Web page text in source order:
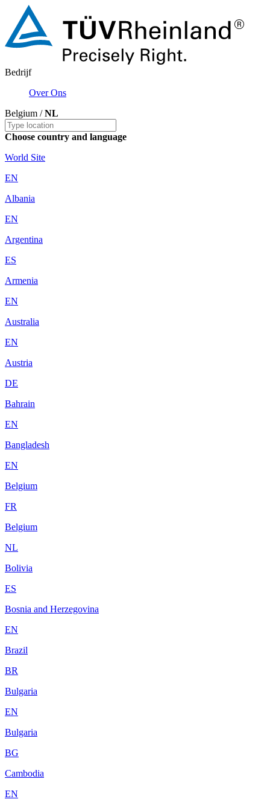
Bedrijf
Over Ons
Belgium /NL
Choose country and language
World Site
EN
Albania
EN
Argentina
ES
Armenia
EN
Australia
EN
Austria
DE
Bahrain
EN
Bangladesh
EN
Belgium
FR
Belgium
NL
Bolivia
ES
Bosnia and Herzegovina
EN
Brazil
BR
Bulgaria
EN
Bulgaria
BG
Cambodia
EN